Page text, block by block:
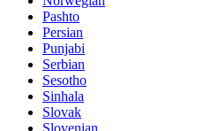
Pashto
Persian
Punjabi
Serbian
Sesotho
Sinhala
Slovak
Slovenian